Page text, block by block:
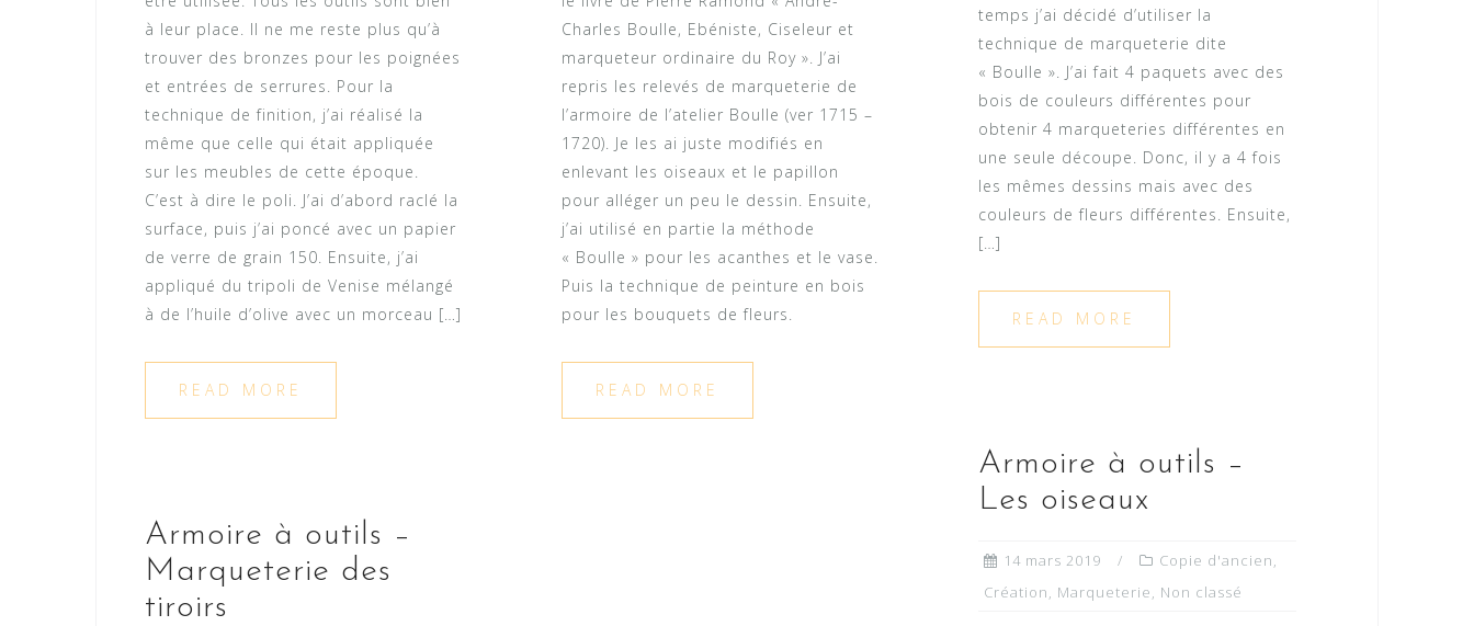
à leur place. Il ne me reste plus qu’à
trouver des bronzes pour les poignées
et entrées de serrures. Pour la
technique de finition, j’ai réalisé la
même que celle qui était appliquée
sur les meubles de cette époque.
C’est à dire le poli. J’ai d’abord raclé la
surface, puis j’ai poncé avec un papier
de verre de grain 150. Ensuite, j’ai
appliqué du tripoli de Venise mélangé
à de l’huile d’olive avec un morceau […]
READ MORE
Charles Boulle, Ebéniste, Ciseleur et
marqueteur ordinaire du Roy ». J’ai
repris les relevés de marqueterie de
l’armoire de l’atelier Boulle (ver 1715 –
1720). Je les ai juste modifiés en
enlevant les oiseaux et le papillon
pour alléger un peu le dessin. Ensuite,
j’ai utilisé en partie la méthode
« Boulle » pour les acanthes et le vase.
Puis la technique de peinture en bois
pour les bouquets de fleurs.
READ MORE
temps j’ai décidé d’utiliser la
technique de marqueterie dite
« Boulle ». J’ai fait 4 paquets avec des
bois de couleurs différentes pour
obtenir 4 marqueteries différentes en
une seule découpe. Donc, il y a 4 fois
les mêmes dessins mais avec des
couleurs de fleurs différentes. Ensuite,
[…]
READ MORE
Armoire à outils –
Les oiseaux
14 mars 2019 Copie d'ancien,
Création, Marqueterie, Non classé
Armoire à outils –
Marqueterie des
tiroirs